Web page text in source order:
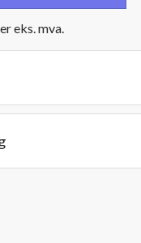
eks. mva.